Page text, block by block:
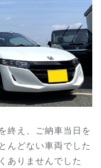
終え、ご納車当日を
んどない車両でした
ありませんでした